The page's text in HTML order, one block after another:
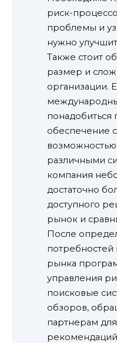
риск-
проблемы и
нужно
Также стоит
размер и
организации.
обеспечение
различными
компания
достаточно
доступного
рынок и
После
потребностей
рынка
управления
поисковые
обзоров,
партнерам